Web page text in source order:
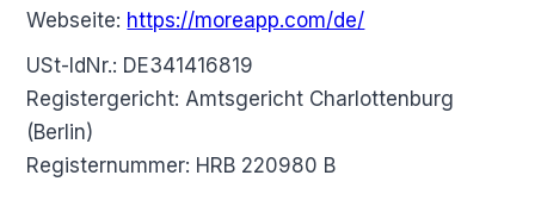
Webseite: https://moreapp.com/de/
USt-IdNr.: DE341416819
Registergericht: Amtsgericht Charlottenburg
(Berlin)
Registernummer: HRB 220980 B